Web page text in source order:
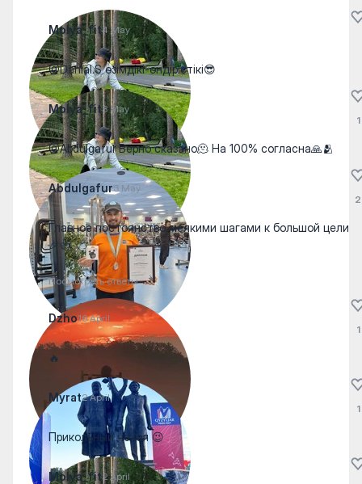
Molya_fit4 May
@Danial.S өзімдікі-өндірістікі😎
Molya_fit3 May
@Abdulgafur Верно сказано🫠 На 100% согласна🙏🫂
1
Abdulgafur3 May
Главное постоянство мелкими шагами к большой цели
🎉👍
Посмотреть ответы
2
Dzho16 April
🔥
1
Myrat2 April
Прикольный чехол 😉
1
Molya_fit2 April